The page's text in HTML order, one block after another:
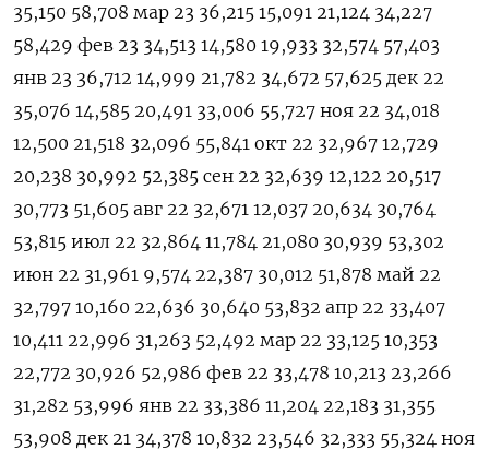
35,150 58,708 мар 23 36,215 15,091 21,124 34,227
58,429 фев 23 34,513 14,580 19,933 32,574 57,403
янв 23 36,712 14,999 21,782 34,672 57,625 дек 22
35,076 14,585 20,491 33,006 55,727 ноя 22 34,018
12,500 21,518 32,096 55,841 окт 22 32,967 12,729
20,238 30,992 52,385 сен 22 32,639 12,122 20,517
30,773 51,605 авг 22 32,671 12,037 20,634 30,764
53,815 июл 22 32,864 11,784 21,080 30,939 53,302
июн 22 31,961 9,574 22,387 30,012 51,878 май 22
32,797 10,160 22,636 30,640 53,832 апр 22 33,407
10,411 22,996 31,263 52,492 мар 22 33,125 10,353
22,772 30,926 52,986 фев 22 33,478 10,213 23,266
31,282 53,996 янв 22 33,386 11,204 22,183 31,355
53,908 дек 21 34,378 10,832 23,546 32,333 55,324 ноя